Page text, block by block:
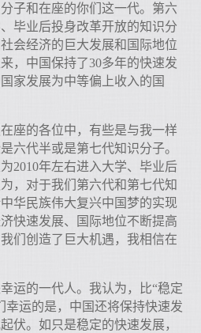
子和在座的你们这一代。第六
毕业后投身改革开放的知识分
会经济的巨大发展和国际地位
，中国保持了30多年的快速发
家发展为中等偏上收入的国
座的各位中，有些是与我一样
六代半或是第七代知识分子。
2010年左右进入大学、毕业后
，对于我们第六代和第七代知
华民族伟大复兴中国梦的实现
快速发展、国际地位不断提高
们创造了巨大机遇，我相信在
运的一代人。我认为，比“稳定
幸运的是，中国还将保持快速发
伏。如只是稳定的快速发展，